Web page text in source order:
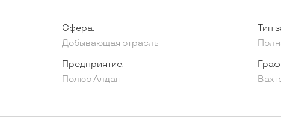
Сфера:
Добывающая отрасль
Тип
Предприятие:
Полюс Алдан